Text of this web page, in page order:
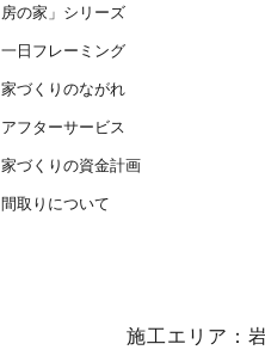
房の家」シリーズ
一日フレーミング
家づくりのながれ
アフターサービス
家づくりの資金計画
間取りについて
施工エリア：